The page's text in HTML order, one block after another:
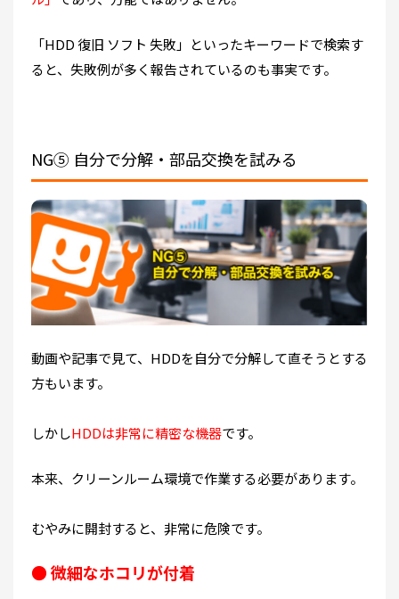
「HDD 復旧 ソフト 失敗」といったキーワードで検索す
ると、失敗例が多く報告されているのも事実です。
NG⑤ 自分で分解・部品交換を試みる
動画や記事で見て、HDDを自分で分解して直そうとする
方もいます。
しかしHDDは非常に精密な機器です。
本来、クリーンルーム環境で作業する必要があります。
むやみに開封すると、非常に危険です。
● 微細なホコリが付着